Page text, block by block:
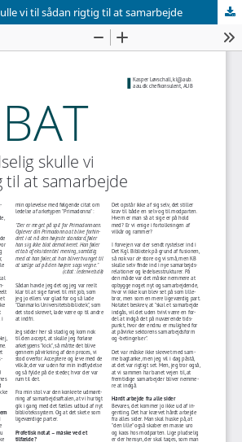
vi til sådan rigtig til at samarbejde